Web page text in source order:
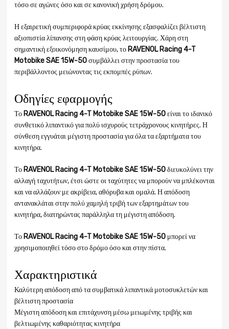
τόσο σε αγώνες όσο και σε κανονική χρήση δρόμου.
Η εξαιρετική συμπεριφορά κρύας εκκίνησης εξασφαλίζει βέλτιστη
αξιοπιστία λίπανσης στη φάση κρύας λειτουργίας. Χάρη στη
σημαντική εξοικονόμηση καυσίμου, τοRAVENOL Racing 4-T
Motobike SAE 15W-50συμβάλλει στην προστασία του
περιβάλλοντος μειώνοντας τις εκπομπές ρύπων.
Οδηγίες εφαρμογής
ΤοRAVENOL Racing 4-T Motobike SAE 15W-50είναι το ιδανικό
συνθετικό λιπαντικό για πολύ ισχυρούς τετράχρονους κινητήρες. Η
σύνθεση εγγυάται μέγιστη προστασία για όλα τα εξαρτήματα του
κινητήρα.
ΤοRAVENOL Racing 4-T Motobike SAE 15W-50διευκολύνει την
αλλαγή ταχυτήτων, έτσι ώστε οι ταχύτητες να μπορούν να μπλέκονται
και να αλλάζουν με ακρίβεια, αθόρυβα και ομαλά. Η απόδοση
αντανακλάται στην πολύ χαμηλή τριβή των εξαρτημάτων του
κινητήρα, διατηρώντας παράλληλα τη μέγιστη απόδοση.
ΤοRAVENOL Racing 4-T Motobike SAE 15W-50 μπορεί να
χρησιμοποιηθεί τόσο στο δρόμο όσο και στην πίστα.
Χαρακτηριστικά
Καλύτερη απόδοση από τα συμβατικά λιπαντικά μοτοσυκλετών και
βέλτιστη προστασία
Μέγιστη απόδοση και επιτάχυνση μέσω μειωμένης τριβής και
βελτιωμένης καθαριότητας κινητήρα